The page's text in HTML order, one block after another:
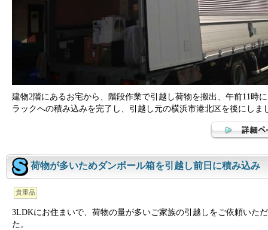
建物2階にあるお宅から、階段作業で引越し荷物を搬出、午前11時
ラックへの積み込みを完了し、引越し元の横浜市港北区を後にしま
荷物が多いためダンボール箱を引越し前日に積み込み
貴重品
3LDKにお住まいで、荷物の量が多いご家族の引越しをご依頼いた
た。